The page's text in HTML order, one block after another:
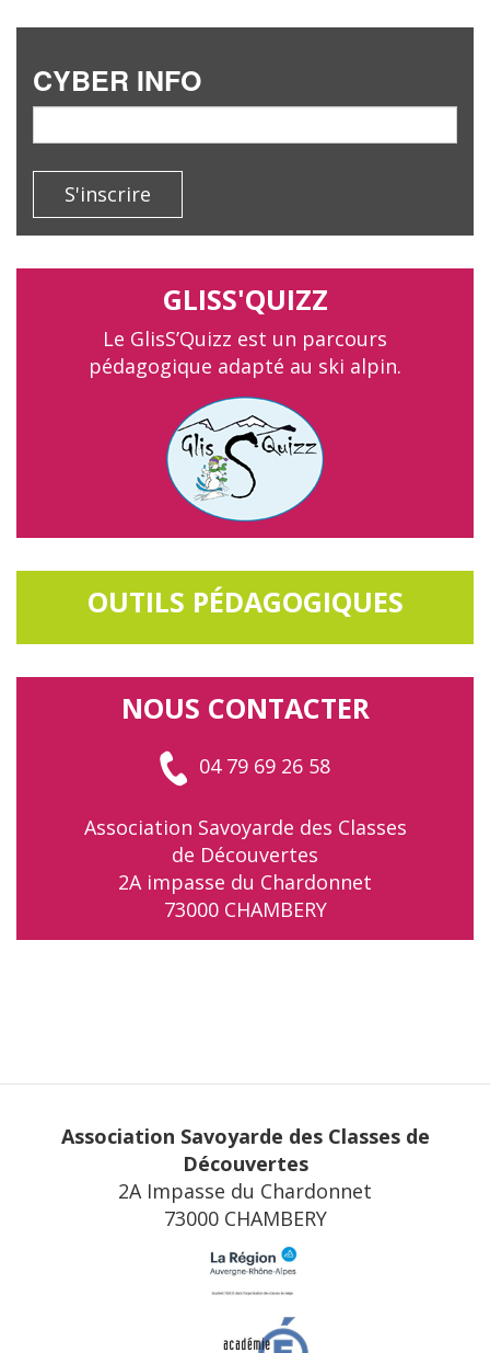
CYBER INFO
S'inscrire
GLISS'QUIZZ
Le GlisS’Quizz est un parcours
pédagogique adapté au ski alpin.
OUTILS PÉDAGOGIQUES
NOUS CONTACTER
04 79 69 26 58
Association Savoyarde des Classes
de Découvertes
2A impasse du Chardonnet
73000 CHAMBERY
Association Savoyarde des Classes de
Découvertes
2A Impasse du Chardonnet
73000 CHAMBERY